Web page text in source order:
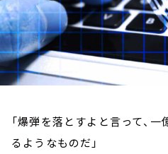
「爆弾を落とすよと言って、
るようなものだ」